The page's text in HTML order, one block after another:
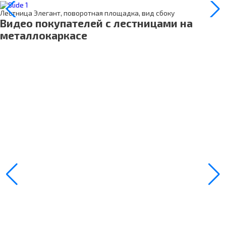
Лестница Элегант, поворотная площадка, вид сбоку
Видео покупателей с лестницами на
металлокаркасе